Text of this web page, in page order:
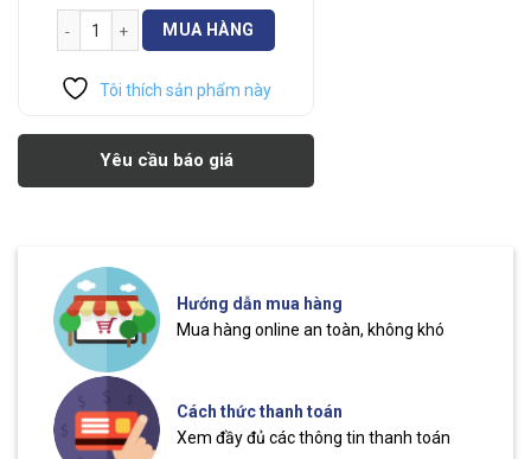
Máy Bơm SAER IR4P-50-160A số lượng
MUA HÀNG
Tôi thích sản phẩm này
Yêu cầu báo giá
Hướng dẫn mua hàng
Mua hàng online an toàn, không khó
Cách thức thanh toán
Xem đầy đủ các thông tin thanh toán